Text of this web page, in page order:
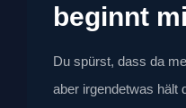
beginnt
Du spürst, dass da
aber irgendetwas hält